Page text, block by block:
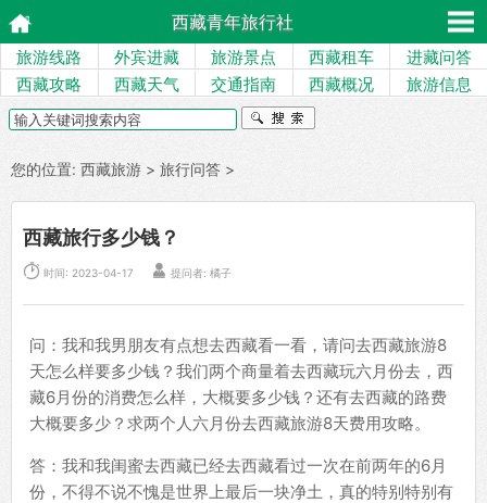
西藏青年旅行社
旅游线路 外宾进藏 旅游景点 西藏租车
进藏问答
西藏攻略
西藏天气 交通指南 西藏概况 旅游信息
您的位置: 西藏旅游 > 旅行问答 >
西藏旅行多少钱？
 时间: 2023-04-17  提问者: 橘子
问：我和我男朋友有点想去西藏看一看，请问去西藏旅游8
天怎么样要多少钱？我们两个商量着去西藏玩六月份去，西
藏6月份的消费怎么样，大概要多少钱？还有去西藏的路费
大概要多少？求两个人六月份去西藏旅游8天费用攻略。
答：我和我闺蜜去西藏已经去西藏看过一次在前两年的6月
份，不得不说不愧是世界上最后一块净土，真的特别特别有